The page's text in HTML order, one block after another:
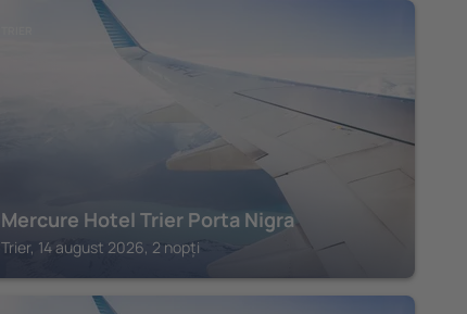
Mercure Hotel Trier Porta Nigra
Trier, 14 august 2026, 2 nopți